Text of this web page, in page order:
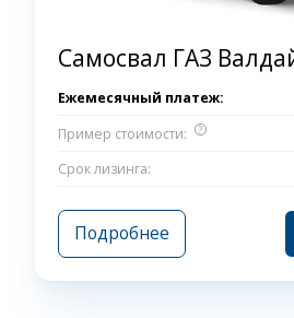
Самосвал ГАЗ
Ежемесячный платеж:
Пример стоимости:
?
Срок лизинга:
Подробнее